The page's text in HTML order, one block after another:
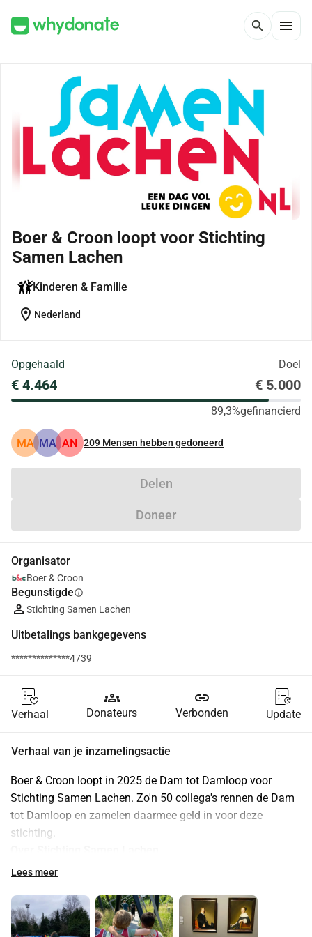
search menu
Boer & Croon loopt voor Stichting
Samen Lachen
Kinderen & Familie
location_on Nederland
Opgehaald Doel
€ 4.464 € 5.000
89,3%gefinancierd
MA MA AN 209 Mensen hebben gedoneerd
Delen
Doneer
Organisator
Boer & Croon
Begunstigdeinfo
Stichting Samen Lachen
Uitbetalings bankgegevens
**************4739
Verhaal
groups
Donateurs
link
Verbonden Update
Verhaal van je inzamelingsactie
Boer & Croon loopt in 2025 de Dam tot Damloop voor
Stichting Samen Lachen. Zo'n 50 collega's rennen de Dam
tot Damloop en zamelen daarmee geld in voor deze
stichting.
Heel wat kinderen kunnen er door hun thuissituatie nooit
andere problemen zijn. Ook deze kinderen hebben recht op
plezier. Stichting Samen Lachen organiseert voor deze
Lees meer